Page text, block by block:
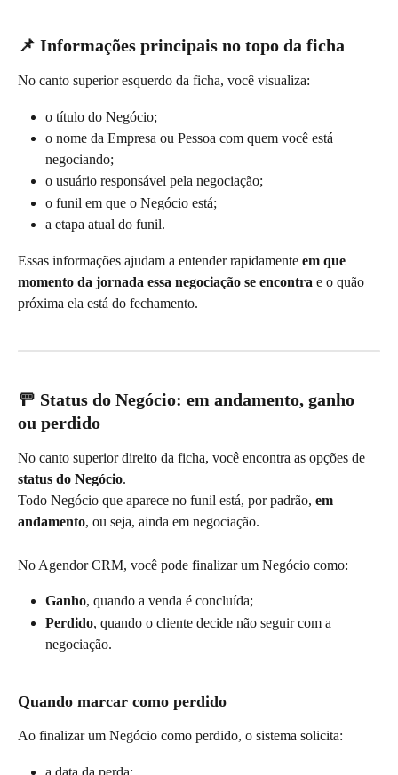
📌 Informações principais no topo da ficha
No canto superior esquerdo da ficha, você visualiza:
o título do Negócio;
o nome da Empresa ou Pessoa com quem você está
negociando;
o usuário responsável pela negociação;
o funil em que o Negócio está;
a etapa atual do funil.
Essas informações ajudam a entender rapidamente em que
momento da jornada essa negociação se encontra e o quão
próxima ela está do fechamento.
🚥 Status do Negócio: em andamento, ganho
ou perdido
No canto superior direito da ficha, você encontra as opções de
status do Negócio.
Todo Negócio que aparece no funil está, por padrão, em
andamento, ou seja, ainda em negociação.
No Agendor CRM, você pode finalizar um Negócio como:
Ganho, quando a venda é concluída;
Perdido, quando o cliente decide não seguir com a
negociação.
Quando marcar como perdido
Ao finalizar um Negócio como perdido, o sistema solicita:
a data da perda;